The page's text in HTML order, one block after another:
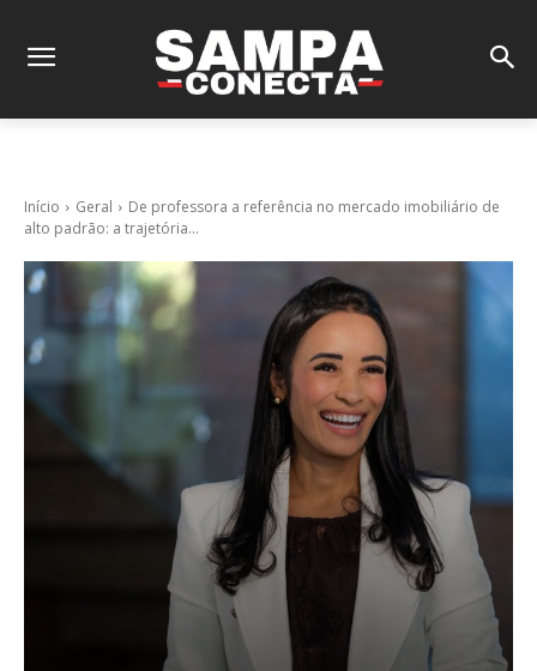
Início Geral
De professora a referência no mercado imobiliário de
alto padrão: a trajetória...